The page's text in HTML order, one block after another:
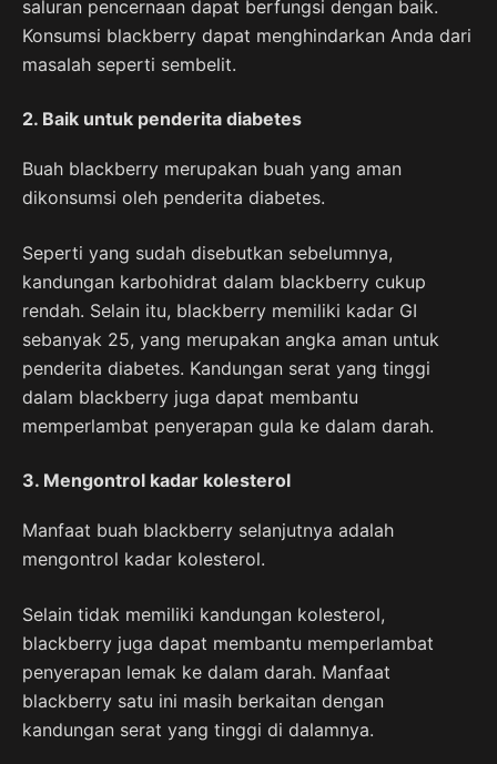
saluran pencernaan dapat berfungsi dengan baik.
Konsumsi blackberry dapat menghindarkan Anda dari
masalah seperti sembelit.
2. Baik untuk penderita diabetes
Buah blackberry merupakan buah yang aman
dikonsumsi oleh penderita diabetes.
Seperti yang sudah disebutkan sebelumnya,
kandungan karbohidrat dalam blackberry cukup
rendah. Selain itu, blackberry memiliki kadar GI
sebanyak 25, yang merupakan angka aman untuk
penderita diabetes. Kandungan serat yang tinggi
dalam blackberry juga dapat membantu
memperlambat penyerapan gula ke dalam darah.
3. Mengontrol kadar kolesterol
Manfaat buah blackberry selanjutnya adalah
mengontrol kadar kolesterol.
Selain tidak memiliki kandungan kolesterol,
blackberry juga dapat membantu memperlambat
penyerapan lemak ke dalam darah. Manfaat
blackberry satu ini masih berkaitan dengan
kandungan serat yang tinggi di dalamnya.